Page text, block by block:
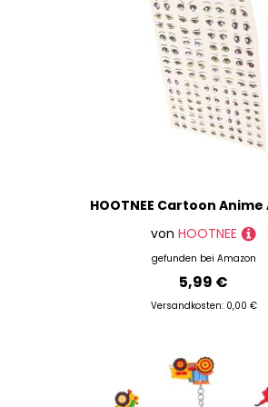
von HOOTNEE
gefunden bei Amazon
5,99 €
Versandkosten: 0,00 €